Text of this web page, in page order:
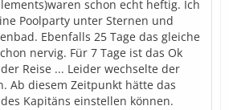
schon echt heftig. Ich
Poolparty unter Sternen und
Ebenfalls 25 Tage das gleiche
nervig. Für 7 Tage ist das Ok
Reise ... Leider wechselte der
Ab diesem Zeitpunkt hätte das
Kapitäns einstellen können.